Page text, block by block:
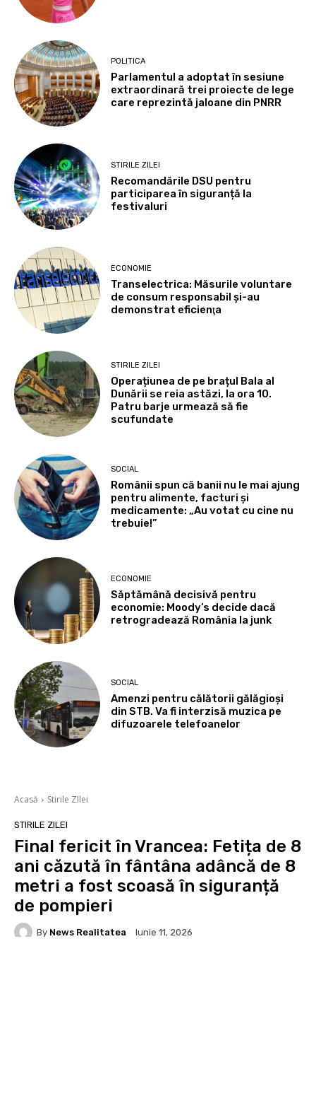
POLITICA
Parlamentul a adoptat în sesiune
extraordinară trei proiecte de lege
care reprezintă jaloane din PNRR
STIRILE ZILEI
Recomandările DSU pentru
participarea în siguranță la
festivaluri
ECONOMIE
Transelectrica: Măsurile voluntare
de consum responsabil şi-au
demonstrat eficienţa
STIRILE ZILEI
Operațiunea de pe brațul Bala al
Dunării se reia astăzi, la ora 10.
Patru barje urmează să fie
scufundate
SOCIAL
Românii spun că banii nu le mai ajung
pentru alimente, facturi și
medicamente: „Au votat cu cine nu
trebuie!”
ECONOMIE
Săptămână decisivă pentru
economie: Moody’s decide dacă
retrogradează România la junk
SOCIAL
Amenzi pentru călătorii gălăgioși
din STB. Va fi interzisă muzica pe
difuzoarele telefoanelor